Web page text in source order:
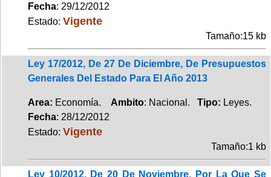
Fecha: 29/12/2012
Estado: Vigente
Tamaño:15 kb
Ley 17/2012, De 27 De Diciembre, De Presupuestos
Generales Del Estado Para El Año 2013
Area: Economía. Ambito: Nacional. Tipo: Leyes.
Fecha: 28/12/2012
Estado: Vigente
Tamaño:1 kb
Ley 10/2012, De 20 De Noviembre, Por La Que Se